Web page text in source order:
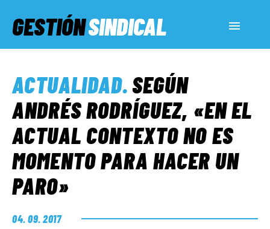
GESTIÓNSINDICAL
SERVICIOS SOCIALES
INFORMES ESPECIALES
FUERA DE MEGÁFONO
ACTUALIDAD.SEGÚN
ANDRÉS RODRÍGUEZ, «EN EL
ACTUAL CONTEXTO NO ES
MOMENTO PARA HACER UN
PARO»
04. 09. 2017